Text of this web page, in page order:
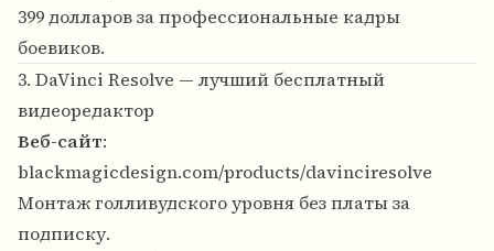
399 долларов за профессиональные кадры
боевиков.
3. DaVinci Resolve — лучший бесплатный
видеоредактор
Веб-сайт:
blackmagicdesign.com/products/davinciresolve
Монтаж голливудского уровня без платы за
подписку.